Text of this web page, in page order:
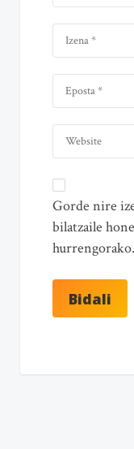
Gorde nire
bilatzaile
hurrengorako.